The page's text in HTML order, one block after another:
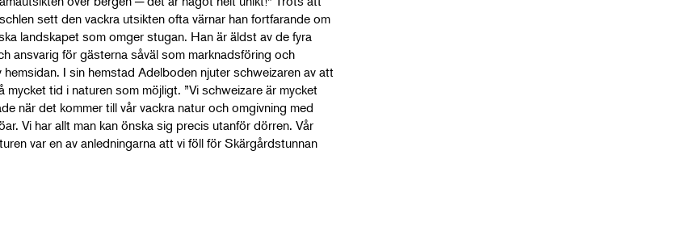
sett den vackra utsikten ofta värnar han fortfarande om
landskapet som omger stugan. Han är äldst av de fyra
ansvarig för gästerna såväl som marknadsföring och
hemsidan. I sin hemstad Adelboden njuter schweizaren av att
mycket tid i naturen som möjligt. ”Vi schweizare är mycket
när det kommer till vår vackra natur och omgivning med
Vi har allt man kan önska sig precis utanför dörren. Vår
var en av anledningarna att vi föll för Skärgårdstunnan